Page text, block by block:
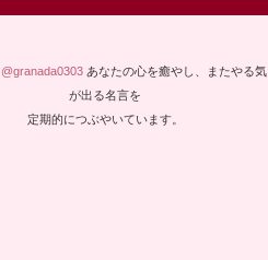
あなたの心を癒やし、またやる気
が出る名言を
定期的につぶやいています。